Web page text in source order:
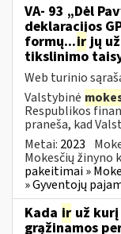
VA- 93 „Dėl
deklaracijos
formų...irjų
tikslinimo
Web turinio
Valstybinė
Respublikos
praneša, kad
Metai: 2023
Mokesčių žinyno
pakeitimai »
» Gyventojų
Kada ir už
grąžinamos